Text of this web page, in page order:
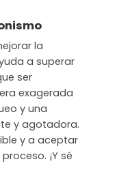
la
a superar
ser
exagerada
y una
y agotadora.
y a aceptar
¡Y sé